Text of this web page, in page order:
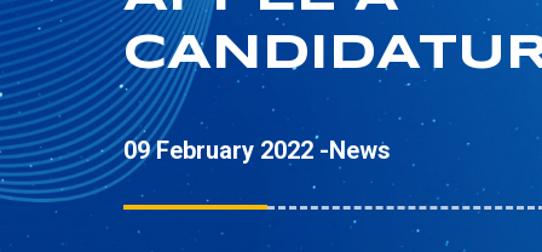
09 February 2022 -News